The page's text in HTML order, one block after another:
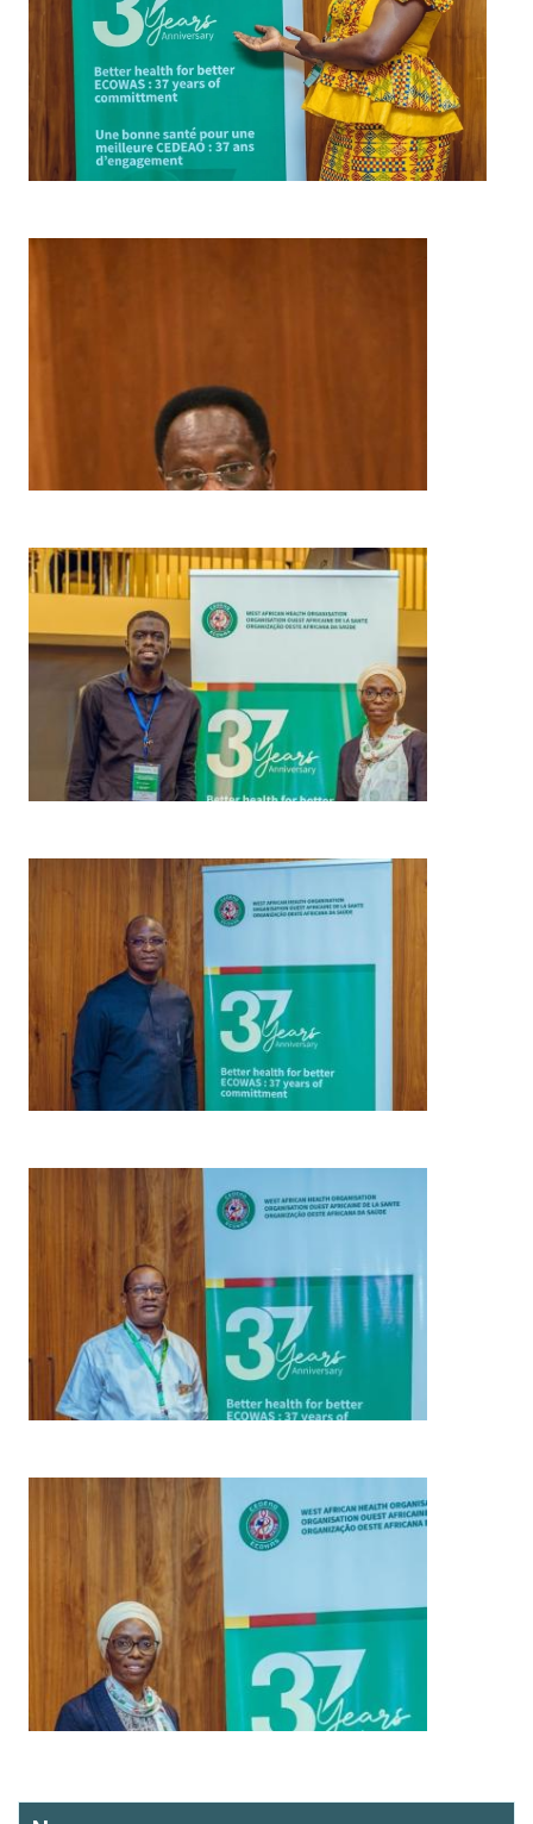
Imagem
Imagem
Imagem
Imagem
Imagem